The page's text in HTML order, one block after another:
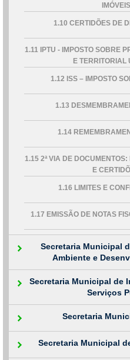
IMÓVEIS
1.10 CERTIDÕES DE
1.11 IPTU - IMPOSTO SOBRE
E TERRITORIAL
1.12 ISS – IMPOSTO
1.13
1.14
1.15 2ª VIA DE
E
1.16 LIMITES E
1.17 EMISSÃO DE NOTAS
Secretaria Municipal
Ambiente e
Secretaria Municipal de
Serviços
Secretaria
Secretaria Municipal